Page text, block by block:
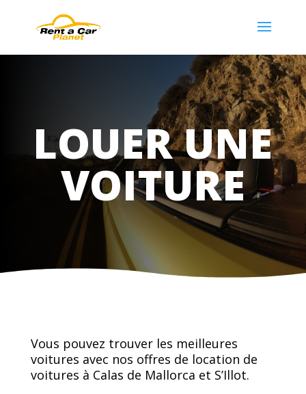
LOUER UNE
VOITURE
Vous pouvez trouver les meilleures
voitures avec nos offres de location de
voitures à Calas de Mallorca et S’Illot.